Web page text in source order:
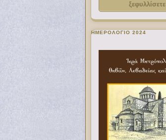
ξεφυλλίσετε
ΗΜΕΡΟΛΟΓΙΟ 2024